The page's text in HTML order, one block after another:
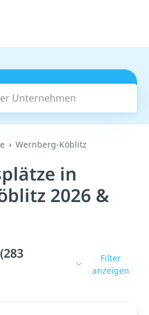
Unternehmen
Suchen
Wernberg-Köblitz
in
2026 &
Filter
anzeigen